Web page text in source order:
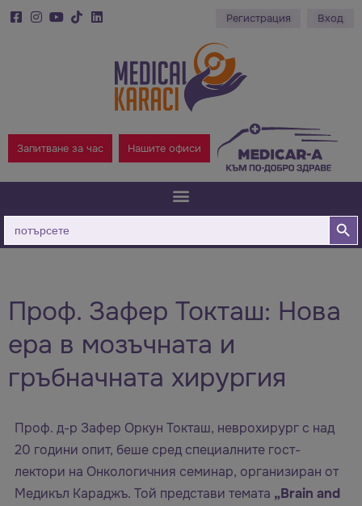
Регистрация Вход
Запитване за час Нашите офиси
Търсене
за:
Бутон
Проф. Зафер Токташ: Нова
ера в мозъчната и
гръбначната хирургия
Проф. д-р Зафер Оркун Токташ, неврохирург с над
20 години опит, беше сред специалните гост-
лектори на Онкологичния семинар, организиран от
Медикъл Караджъ. Той представи темата „Brain and